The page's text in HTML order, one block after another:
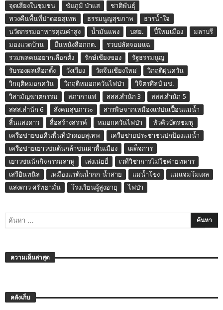
จุดเสี่ยงในชุมชน
ชัยภูมิ ป่าแส
ชาติพันธุ์
ทวงคืนพื้นที่ป่าดอยสุเทพ
ธรรมนูญสุขภาพ
ธารน้ำใจ
นวัตกรรมอาหารคุณค่าสูง
น้ำมันแพง บสย. ปี๋ใหม่เมือง
มลาบรี
มองแวดบ้าน
ยื่นหนังสือกกต.
รวบปลัดจอมแฉ
รวมพลคนอยากเลือกตั้ง
รักษ์เชียงของ
รัฐธรรมนูญ
รับรองผลเลือกตั้ง
วังเวียง วัดจีนเชียงใหม่
วิกฤติฝุ่นควัน
วิกฤติหมอกควัน
วิกฤติหมอกควันไฟป่า
วิจิตรศิลป์ มช.
วิสามัญฆาตกรรม
สภากาแฟ สสส.สำนัก 3
สสส.สำนัก 5
สสส.สำนัก 6
สังคมสุขภาวะ
สารพิษจากเหมืองแร่ปนเปื้อนแม่น้ำ
สิ้นแสงดาว
สื่อสร้างสรรค์ หมอกควันไฟป่า
หัวคิวบัตรชมพู
เครือข่ายขอคืนพื้นที่ป่าดอยสุเทพ
เครือข่ายประชาชนปกป้องแม่น้ำ
เครือข่ายเยาวชนต้นกล้าชนเผ่าพื้นเมือง
เผด็จการ
เยาวชนนักกิจกรรมลาหู่
เล่งเน่ยยี่
เวทีวิชาการไม่ใช่ค่ายทหาร
เสรีอินทนิล
เหมืองแร่ต้นน้ำกก-น้ำสาย แม่น้ำโขง
แม่แจ่มโมเดล
แสงดาว ศรัทธามั่น
โรงเรียนผู้สูงอายุ ไฟป่า
ความเห็นล่าสุด
คลังเก็บ